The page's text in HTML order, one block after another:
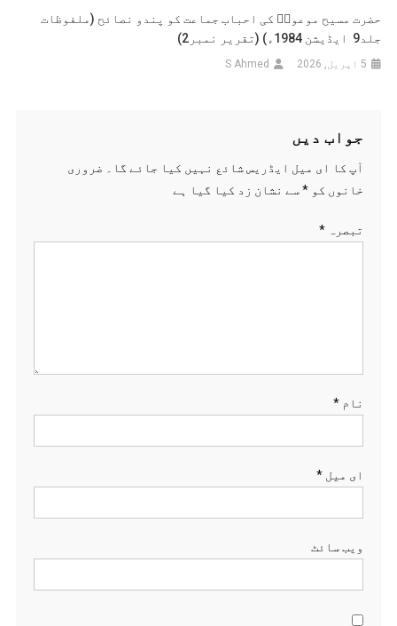
حضرت مسیح موعودؑ کی احباب جماعت کو پندو نصائح (ملفوظات
جلد9 ایڈیشن 1984ء) (تقریر نمبر2)
5 اپریل, 2026 S Ahmed
جواب دیں
آپ کا ای میل ایڈریس شائع نہیں کیا جائے گا۔
ضروری
خانوں کو *سے نشان زد کیا گیا ہے
تبصرہ *
نام *
ای میل *
ویب‌ سائٹ